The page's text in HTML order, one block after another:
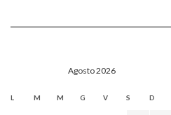
Agosto 2026
L M M G V S D